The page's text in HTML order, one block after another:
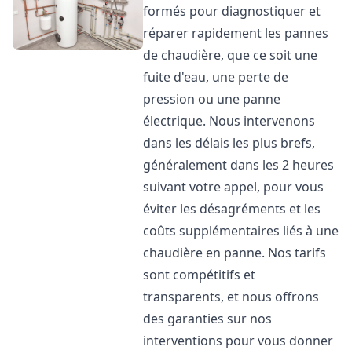
formés pour diagnostiquer et
réparer rapidement les pannes
de chaudière, que ce soit une
fuite d'eau, une perte de
pression ou une panne
électrique. Nous intervenons
dans les délais les plus brefs,
généralement dans les 2 heures
suivant votre appel, pour vous
éviter les désagréments et les
coûts supplémentaires liés à une
chaudière en panne. Nos tarifs
sont compétitifs et
transparents, et nous offrons
des garanties sur nos
interventions pour vous donner